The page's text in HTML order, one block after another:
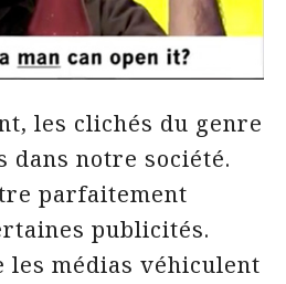
les clichés du genre
dans notre société.
parfaitement
publicités.
les médias véhiculent